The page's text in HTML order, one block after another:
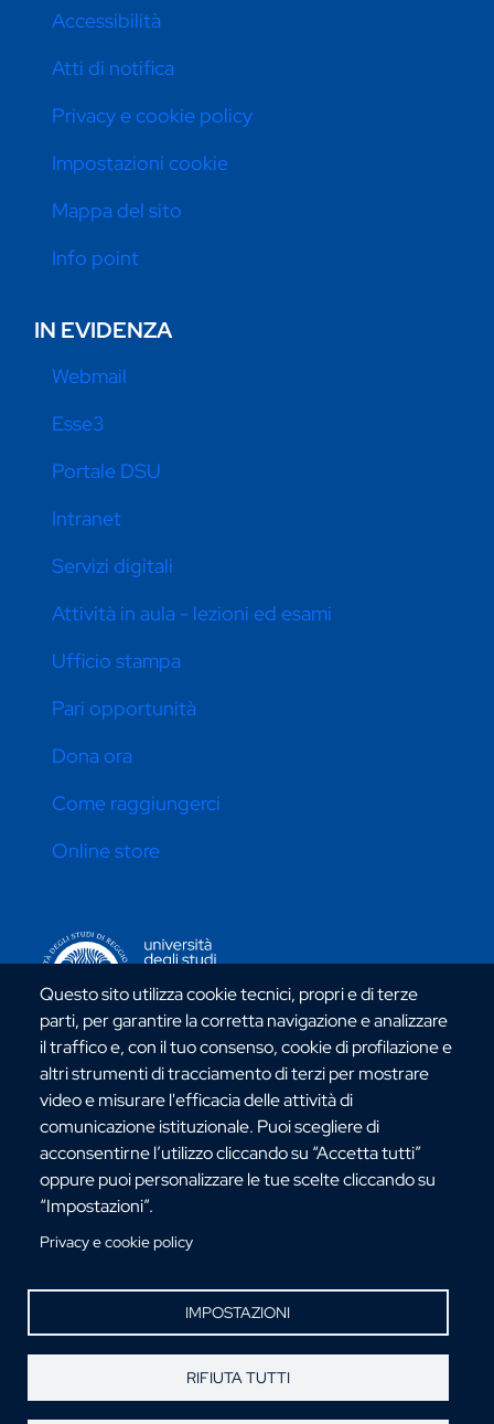
Questo sito utilizza cookie tecnici, propri e di terze
parti, per garantire la corretta navigazione e analizzare
il traffico e, con il tuo consenso, cookie di profilazione e
altri strumenti di tracciamento di terzi per mostrare
video e misurare l'efficacia delle attività di
comunicazione istituzionale. Puoi scegliere di
acconsentirne l’utilizzo cliccando su “Accetta tutti”
oppure puoi personalizzare le tue scelte cliccando su
“Impostazioni”.
Privacy e cookie policy
IMPOSTAZIONI
RIFIUTA TUTTI
CONTATTI ATENEO
Via dell'Università, 25 - 89124 Reggio Calabria
C.F. 80006510806
URP:urp@unirc.it
PEC:amministrazione@pec.unirc.it
InstagramWhatsappFacebookTelegram
©Copyright 2025 - Università degli Studi
Mediterranea di Reggio Calabria
Accessibilità
Atti di notifica
Privacy e cookie policy
Impostazioni cookie
Mappa del sito
Info point
IN EVIDENZA
Webmail
Esse3
Portale DSU
Intranet
Servizi digitali
Attività in aula - lezioni ed esami
Ufficio stampa
Pari opportunità
Dona ora
Come raggiungerci
Online store